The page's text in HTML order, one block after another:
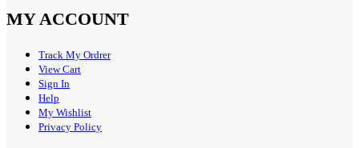
MY ACCOUNT
Track My Ordrer
View Cart
Sign In
Help
My Wishlist
Privacy Policy